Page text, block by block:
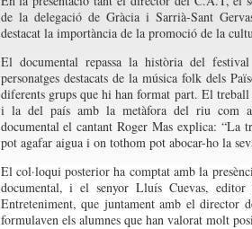
de la delegació de Gràcia i Sarrià-Sant
destacat la importància de la promoció de la
El documental repassa la història del
personatges destacats de la música folk dels
diferents grups que hi han format part. El
i la del país amb la metàfora del riu com
documental el cantant Roger Mas explica:
pot agafar aigua i on tothom pot abocar-ho la
El col·loqui posterior ha comptat amb la
documental, i el senyor Lluís Cuevas,
Entreteniment, que juntament amb el director
formulaven els alumnes que han valorat molt